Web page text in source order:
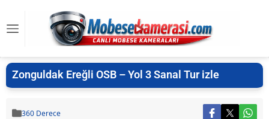
Zonguldak Ereğli OSB – Yol 3 Sanal Tur izle
360 Derece